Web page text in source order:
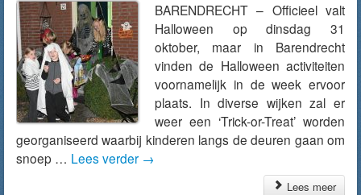
BARENDRECHT – Officieel valt
Halloween op dinsdag 31
oktober, maar in Barendrecht
vinden de Halloween activiteiten
voornamelijk in de week ervoor
plaats. In diverse wijken zal er
weer een ‘Trick-or-Treat’ worden
georganiseerd waarbij kinderen langs de deuren gaan om
snoep … Lees verder →
Lees meer